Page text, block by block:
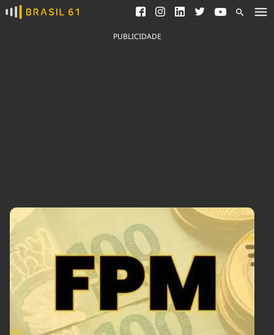
Ver todas as notícias
Saneamento
Indicadores
Agronegócios
Brasil Mineral
Ciência &
Tecnologia
Cinema
Comportamento
Cultura
Economia
Educação
Infraestrutura
Internacional
Meio Ambiente
Podcast
Política
Saúde
Tempo
PUBLICIDADE